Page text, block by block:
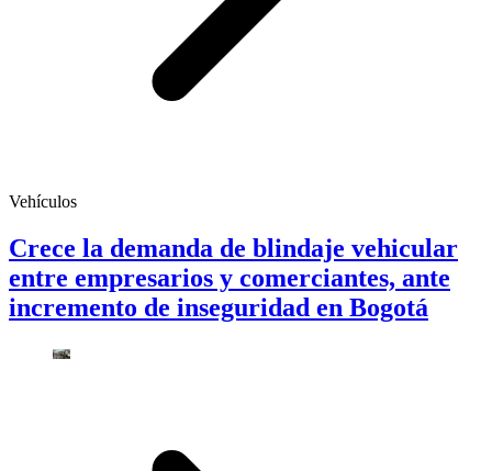
Vehículos
Crece la demanda de blindaje vehicular
entre empresarios y comerciantes, ante
incremento de inseguridad en Bogotá